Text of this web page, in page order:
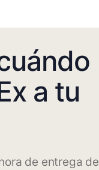
a tu
de entrega de